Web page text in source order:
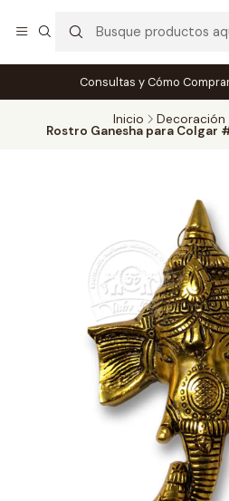
Consultas y Cómo
Inicio Decoración
Rostro Ganesha para Colgar